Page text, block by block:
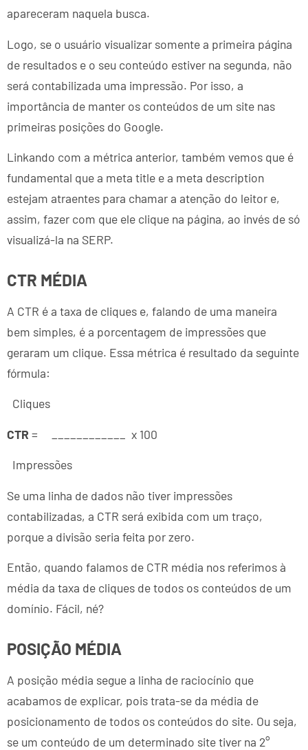
apareceram naquela busca.
Logo, se o usuário visualizar somente a primeira página
de resultados e o seu conteúdo estiver na segunda, não
será contabilizada uma impressão. Por isso, a
importância de manter os conteúdos de um site nas
primeiras posições do Google.
Linkando com a métrica anterior, também vemos que é
fundamental que a meta title e a meta description
estejam atraentes para chamar a atenção do leitor e,
assim, fazer com que ele clique na página, ao invés de só
visualizá-la na SERP.
CTR MÉDIA
A CTR é a taxa de cliques e, falando de uma maneira
bem simples, é a porcentagem de impressões que
geraram um clique. Essa métrica é resultado da seguinte
fórmula:
Cliques
CTR = ____________ x 100
Impressões
Se uma linha de dados não tiver impressões
contabilizadas, a CTR será exibida com um traço,
porque a divisão seria feita por zero.
Então, quando falamos de CTR média nos referimos à
média da taxa de cliques de todos os conteúdos de um
domínio. Fácil, né?
POSIÇÃO MÉDIA
A posição média segue a linha de raciocínio que
acabamos de explicar, pois trata-se da média de
posicionamento de todos os conteúdos do site. Ou seja,
se um conteúdo de um determinado site tiver na 2°